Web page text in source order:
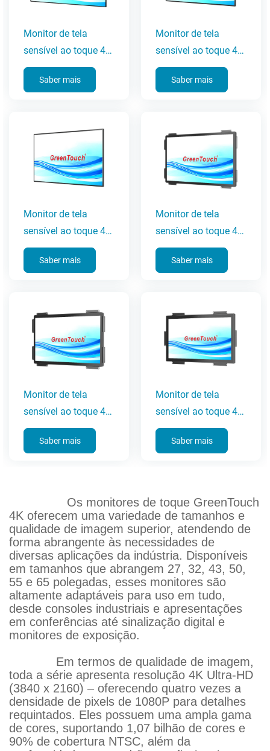
Monitor de tela
sensível ao toque 4K
UHD de 65
polegadas
Saber mais
Monitor de tela
sensível ao toque 4K
UHD de 55
polegadas
Saber mais
Monitor de tela
sensível ao toque 4K
UHD de 50
polegadas
Saber mais
Monitor de tela
sensível ao toque 4K
UHD de 43
polegadas
Saber mais
Monitor de tela
sensível ao toque 4K
UHD de 32
polegadas
Saber mais
Monitor de tela
sensível ao toque 4K
UHD de 27
polegadas
Saber mais
Os monitores de toque GreenTouch
4K oferecem uma variedade de tamanhos e
qualidade de imagem superior, atendendo de
forma abrangente às necessidades de
diversas aplicações da indústria. Disponíveis
em tamanhos que abrangem 27, 32, 43, 50,
55 e 65 polegadas, esses monitores são
altamente adaptáveis ​​para uso em tudo,
desde consoles industriais e apresentações
em conferências até sinalização digital e
monitores de exposição.
Em termos de qualidade de imagem,
toda a série apresenta resolução 4K Ultra-HD
(3840 x 2160) – oferecendo quatro vezes a
densidade de pixels de 1080P para detalhes
requintados. Eles possuem uma ampla gama
de cores, suportando 1,07 bilhão de cores e
90% de cobertura NTSC, além da